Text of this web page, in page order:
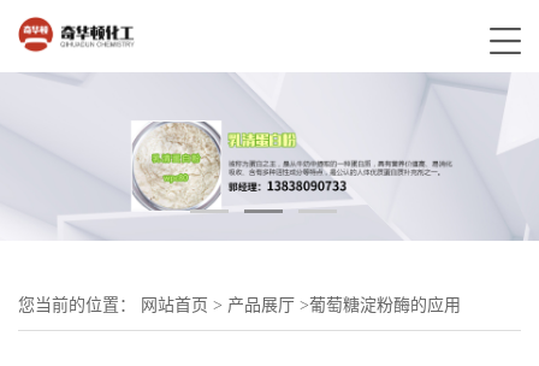
您当前的位置： 网站首页 > 产品展厅 >葡萄糖淀粉酶的应用